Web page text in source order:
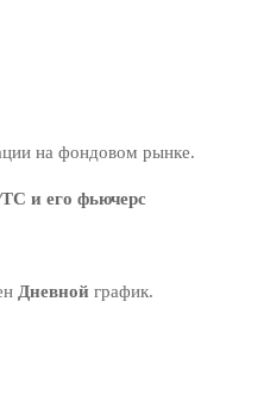
на фондовом рынке.
и его фьючерс
Дневной график.